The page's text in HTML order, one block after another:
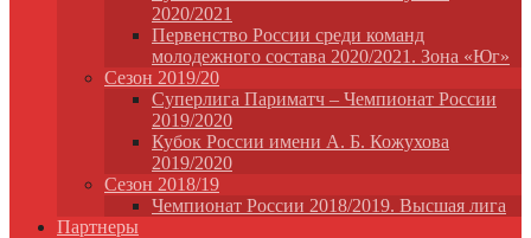
2020/2021
Первенство России среди команд
молодежного состава 2020/2021. Зона «Юг»
Сезон 2019/20
Суперлига Париматч – Чемпионат России
2019/2020
Кубок России имени А. Б. Кожухова
2019/2020
Сезон 2018/19
Чемпионат России 2018/2019. Высшая лига
Партнеры